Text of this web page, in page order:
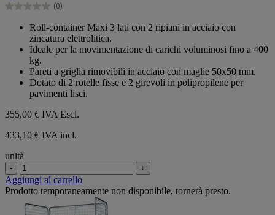
(0)
0.0
Roll-container Maxi 3 lati con 2 ripiani in acciaio con
zincatura elettrolitica.
Ideale per la movimentazione di carichi voluminosi fino a 400
kg.
Pareti a griglia rimovibili in acciaio con maglie 50x50 mm.
Dotato di 2 rotelle fisse e 2 girevoli in polipropilene per
pavimenti lisci.
355,00 € IVA Escl.
433,10 € IVA incl.
unità
- +
Aggiungi al carrello
Prodotto temporaneamente non disponibile, tornerà presto.